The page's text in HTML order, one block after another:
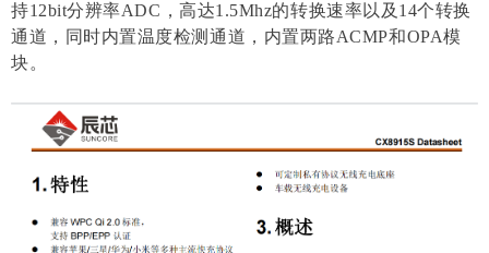
持12bit分辨率ADC，高达1.5Mhz的转换速率以及14个转换
通道，同时内置温度检测通道，内置两路ACMP和OPA模
块。